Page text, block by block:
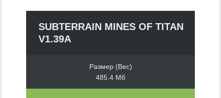
SUBTERRAIN MINES OF TITAN
V1.39A
Размер (Вес)
485.4 Мб